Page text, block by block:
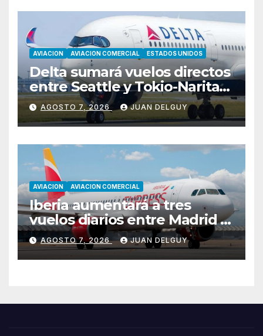
AVIACION AVIACION COMERCIAL ESTADOS UNIDOS
Delta sumará vuelos directos
entre Seattle y Tokio-Narita
desde marzo de 2027
AGOSTO 7, 2026 JUAN DELGUY
AVIACION AVIACION COMERCIAL
Iberia aumentará a tres
vuelos diarios entre Madrid y
Menorca durante el invierno
AGOSTO 7, 2026 JUAN DELGUY